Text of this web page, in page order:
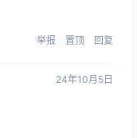
举报 置顶 回复
24年10月5日